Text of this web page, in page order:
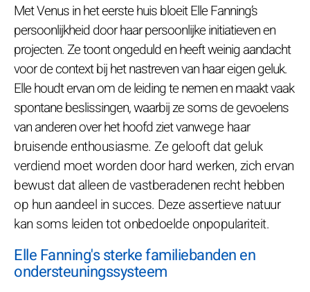
Met Venus in het eerste huis bloeit Elle Fanning’s
persoonlijkheid door haar persoonlijke initiatieven en
projecten. Ze toont ongeduld en heeft weinig aandacht
voor de context bij het nastreven van haar eigen geluk.
Elle houdt ervan om de leiding te nemen en maakt vaak
spontane beslissingen, waarbij ze soms de gevoelens
van anderen over het hoofd ziet vanwege haar
bruisende enthousiasme. Ze gelooft dat geluk
verdiend moet worden door hard werken, zich ervan
bewust dat alleen de vastberadenen recht hebben
op hun aandeel in succes. Deze assertieve natuur
kan soms leiden tot onbedoelde onpopulariteit.
Elle Fanning's sterke familiebanden en
ondersteuningssysteem